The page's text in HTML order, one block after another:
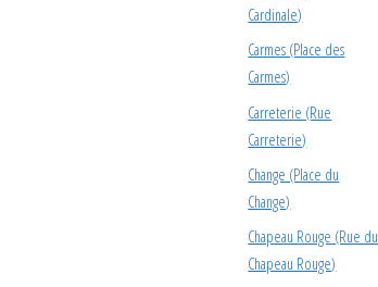
Cardinale)
Carmes (Place des
Carmes)
Carreterie (Rue
Carreterie)
Change (Place du
Change)
Chapeau Rouge (Rue du
Chapeau Rouge)